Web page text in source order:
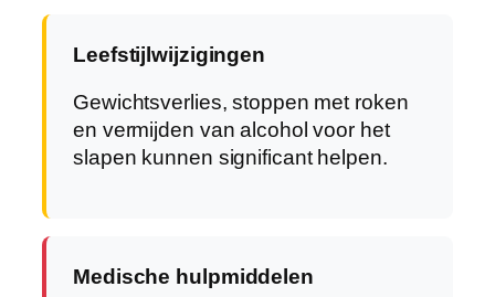
Leefstijlwijzigingen
Gewichtsverlies, stoppen met roken
en vermijden van alcohol voor het
slapen kunnen significant helpen.
Medische hulpmiddelen